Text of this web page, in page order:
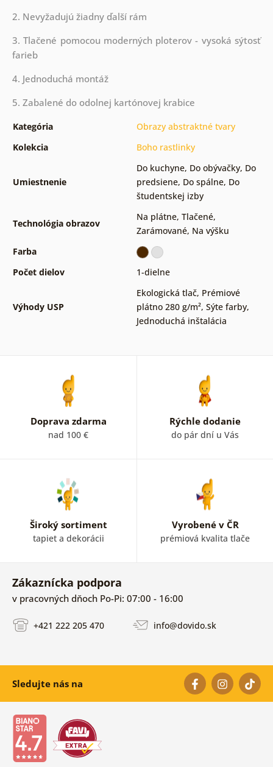
2. Nevyžadujú žiadny ďalší rám
3. Tlačené pomocou moderných ploterov - vysoká sýtosť
farieb
4. Jednoduchá montáž
5. Zabalené do odolnej kartónovej krabice
Kategória
Obrazy abstraktné tvary
Kolekcia
Boho rastlinky
Umiestnenie
Do kuchyne, Do obývačky, Do
predsiene, Do spálne, Do
študentskej izby
Technológia obrazov
Na plátne, Tlačené,
Zarámované, Na výšku
Farba
Počet dielov
1-dielne
Výhody USP
Ekologická tlač, Prémiové
plátno 280 g/m², Sýte farby,
Jednoduchá inštalácia
Doprava zdarma
nad 100 €
Rýchle dodanie
do pár dní u Vás
Široký sortiment
tapiet a dekorácii
Vyrobené v ČR
prémiová kvalita tlače
Zákaznícka podpora
v pracovných dňoch Po-Pi: 07:00 - 16:00
+421 222 205 470 info@dovido.sk
Sledujte nás na